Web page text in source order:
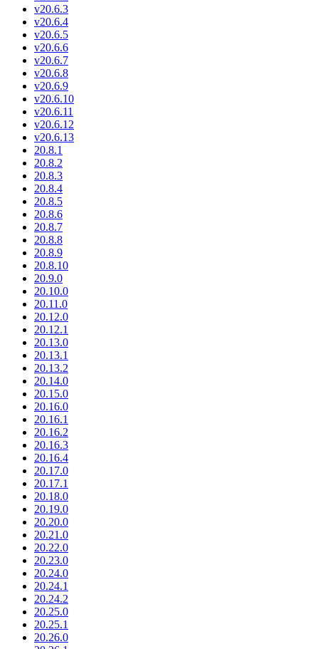
v20.6.3
v20.6.4
v20.6.5
v20.6.6
v20.6.7
v20.6.8
v20.6.9
v20.6.10
v20.6.11
v20.6.12
v20.6.13
20.8.1
20.8.2
20.8.3
20.8.4
20.8.5
20.8.6
20.8.7
20.8.8
20.8.9
20.8.10
20.9.0
20.10.0
20.11.0
20.12.0
20.12.1
20.13.0
20.13.1
20.13.2
20.14.0
20.15.0
20.16.0
20.16.1
20.16.2
20.16.3
20.16.4
20.17.0
20.17.1
20.18.0
20.19.0
20.20.0
20.21.0
20.22.0
20.23.0
20.24.0
20.24.1
20.24.2
20.25.0
20.25.1
20.26.0